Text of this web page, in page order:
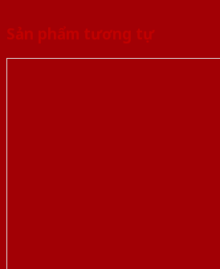
Sản phẩm tương tự